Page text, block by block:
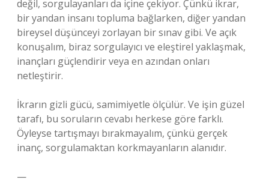
değil, sorgulayanları da içine çekiyor. Çünkü ikrar,
bir yandan insanı topluma bağlarken, diğer yandan
bireysel düşünceyi zorlayan bir sınav gibi. Ve açık
konuşalım, biraz sorgulayıcı ve eleştirel yaklaşmak,
inançları güçlendirir veya en azından onları
netleştirir.
İkrarın gizli gücü, samimiyetle ölçülür. Ve işin güzel
tarafı, bu soruların cevabı herkese göre farklı.
Öyleyse tartışmayı bırakmayalım, çünkü gerçek
inanç, sorgulamaktan korkmayanların alanıdır.
—